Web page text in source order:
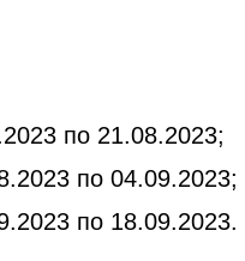
по 21.08.2023;
по 04.09.2023;
по 18.09.2023.